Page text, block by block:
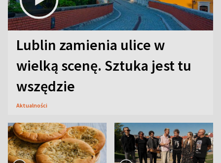
Lublin zamienia ulice w
wielką scenę. Sztuka jest tu
wszędzie
Aktualności